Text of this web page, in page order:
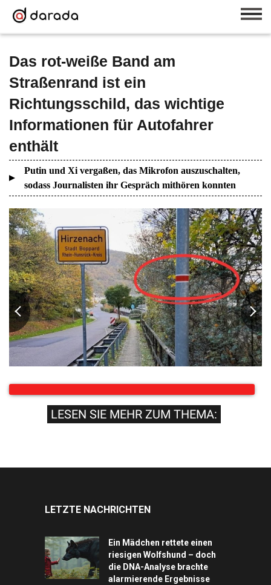
Das rot-weiße Band am
Straßenrand ist ein
Richtungsschild, das wichtige
Informationen für Autofahrer
enthält
Putin und Xi vergaßen, das Mikrofon auszuschalten,
sodass Journalisten ihr Gespräch mithören konnten
LESEN SIE MEHR ZUM THEMA:
LETZTE NACHRICHTEN
Ein Mädchen rettete einen
riesigen Wolfshund – doch
die DNA-Analyse brachte
alarmierende Ergebnisse